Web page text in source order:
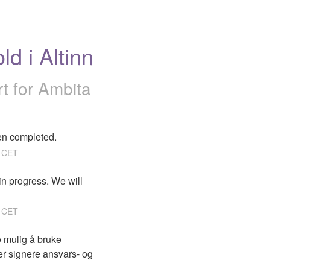
i Altinn
for Ambita
completed.
CET
progress. We will
CET
å bruke
signere ansvars- og